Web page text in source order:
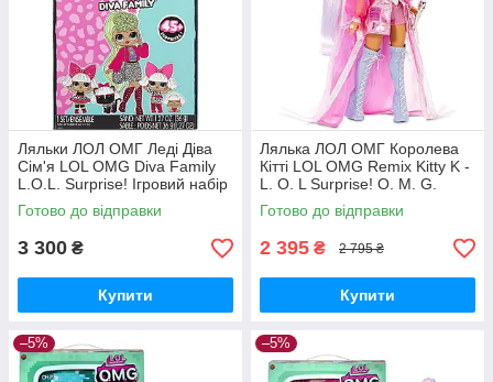
Ляльки ЛОЛ ОМГ Леді Діва
Сім'я LOL OMG Diva Family
L.O.L. Surprise! Ігровий набір
45 сюрпризів 424680
Оригінал
Готово до відправки
3 300 ₴
Купити
Лялька ЛОЛ ОМГ Королева
Кітті LOL OMG Remix Kitty K -
L. O. L Surprise! O. M. G.
567240 MGA Оригінал
Готово до відправки
2 395 ₴ 2 795 ₴
Купити
–5% –5%